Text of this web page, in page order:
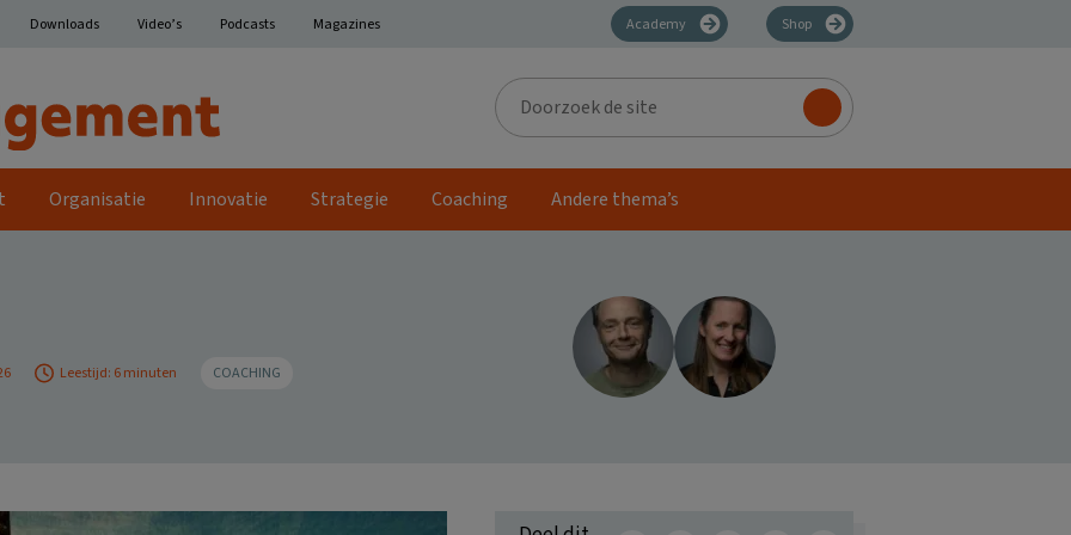
Downloads Video’s Podcasts Magazines Academy Shop
Doorzoek
de
site
Organisatie Innovatie Strategie Coaching Andere thema’s
Leestijd: 6 minuten COACHING